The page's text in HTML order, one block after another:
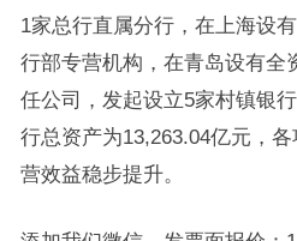
1家总行直属分行，在上海设
行部专营机构，在青岛设有全
任公司，发起设立5家村镇银
行总资产为13,263.04亿元，
营效益稳步提升。